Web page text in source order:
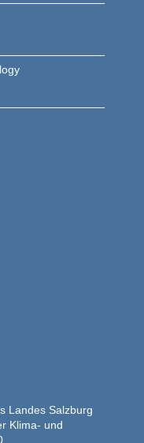
Landes Salzburg
Klima- und